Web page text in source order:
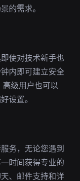
的需求。
使对技术新手也
内即可建立安全
级用户也可以
设置。
务，无论您遇到
时间获得专业的
、邮件支持和详